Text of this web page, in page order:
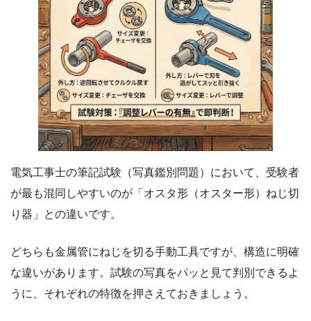
電気工事士の筆記試験（写真鑑別問題）において、受験者
が最も混同しやすいのが「オスタ形（オスター形）ねじ切
り器」との違いです。
どちらも金属管にねじを切る手動工具ですが、構造に明確
な違いがあります。試験の写真をパッと見て判別できるよ
うに、それぞれの特徴を押さえておきましょう。